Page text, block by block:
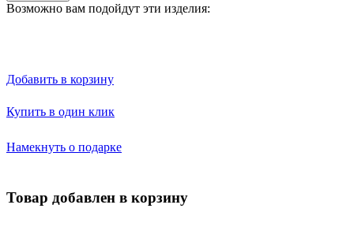
Возможно вам подойдут эти изделия:
Добавить в корзину
Купить в один клик
Намекнуть о подарке
Товар добавлен в корзину